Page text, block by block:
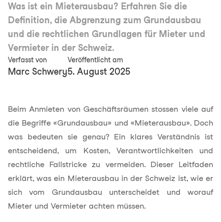
Was ist ein Mieterausbau? Erfahren Sie die
Definition, die Abgrenzung zum Grundausbau
und die rechtlichen Grundlagen für Mieter und
Vermieter in der Schweiz.
Verfasst von
Marc Schwery
Veröffentlicht am
5. August 2025
Beim Anmieten von Geschäftsräumen stossen viele auf
die Begriffe «Grundausbau» und «Mieterausbau». Doch
was bedeuten sie genau? Ein klares Verständnis ist
entscheidend, um Kosten, Verantwortlichkeiten und
rechtliche Fallstricke zu vermeiden. Dieser Leitfaden
erklärt, was ein Mieterausbau in der Schweiz ist, wie er
sich vom Grundausbau unterscheidet und worauf
Mieter und Vermieter achten müssen.